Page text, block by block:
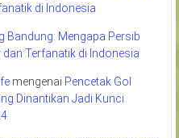
di Indonesia
Bandung: Mengapa Persib
Terfanatik di Indonesia
mengenai Pencetak Gol
Dinantikan Jadi Kunci